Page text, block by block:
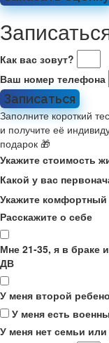
Как вас зовут?
Ваш номер телефона
Записаться
Заполните короткий
и получите её
подарок 🎁
Укажите стоимость
Какой у вас
Укажите
Расскажите о себе
Мне 21-35, я в браке
ДВ
У меня второй
У меня есть
У меня нет семьи или